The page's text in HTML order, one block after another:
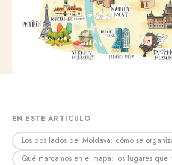
EN ESTE ARTÍCULO
Los dos lados del Moldava: cómo se
Qué marcamos en el mapa: los lugares que